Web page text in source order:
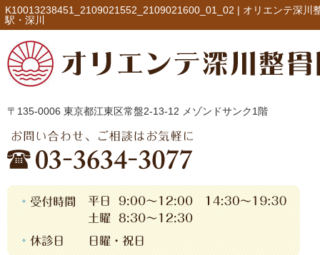
K10013238451_2109021552_2109021600_01_02 | オリエンテ深川
駅・深川
〒135-0006 東京都江東区常盤2-13-12 メゾンドサンク1階